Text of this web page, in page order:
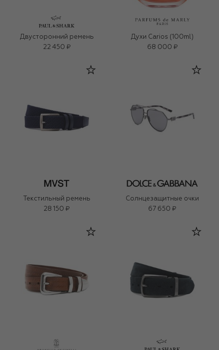
Двусторонний ремень
22 450 ₽
Духи Carios (100ml)
68 000 ₽
Текстильный ремень
28 150 ₽
Солнцезащитные очки
67 650 ₽